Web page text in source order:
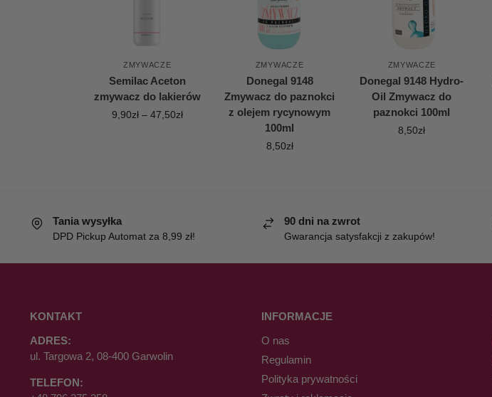
ZMYWACZE
Semilac Aceton
zmywacz do lakierów
9,90zł – 47,50zł
ZMYWACZE
Donegal 9148
Zmywacz do paznokci
z olejem rycynowym
100ml
8,50zł
ZMYWACZE
Donegal 9148 Hydro-
Oil Zmywacz do
paznokci 100ml
8,50zł
Tania wysyłka
DPD Pickup Automat za 8,99 zł!
90 dni na zwrot
Gwarancja satysfakcji z zakupów!
KONTAKT
ADRES:
ul. Targowa 2, 08-400 Garwolin
TELEFON:
INFORMACJE
O nas
Regulamin
Polityka prywatności